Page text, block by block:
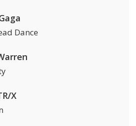
Dance
X